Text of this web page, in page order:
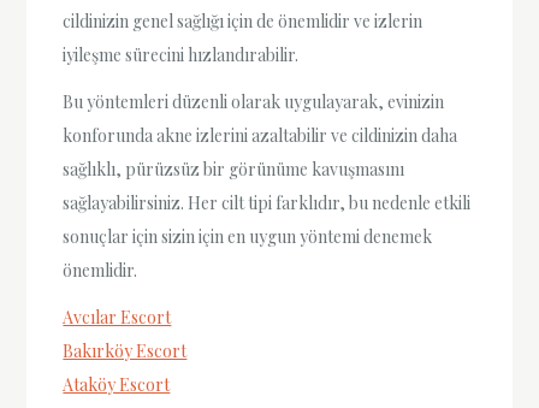
cildinizin genel sağlığı için de önemlidir ve izlerin
iyileşme sürecini hızlandırabilir.
Bu yöntemleri düzenli olarak uygulayarak, evinizin
konforunda akne izlerini azaltabilir ve cildinizin daha
sağlıklı, pürüzsüz bir görünüme kavuşmasını
sağlayabilirsiniz. Her cilt tipi farklıdır, bu nedenle etkili
sonuçlar için sizin için en uygun yöntemi denemek
önemlidir.
Avcılar Escort
Bakırköy Escort
Ataköy Escort